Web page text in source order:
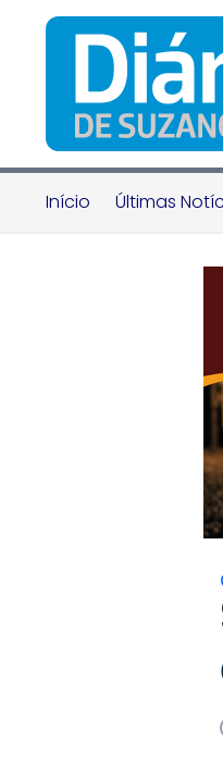
Início Últimas